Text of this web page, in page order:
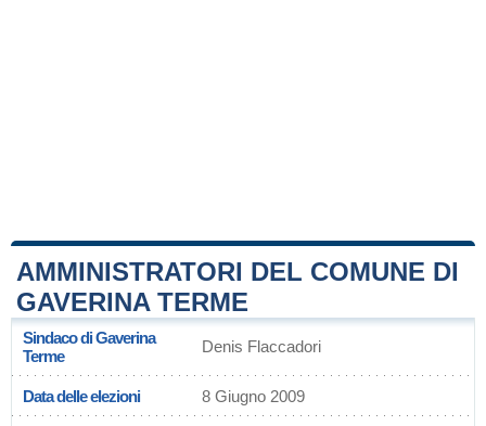
AMMINISTRATORI DEL COMUNE DI
GAVERINA TERME
Sindaco di Gaverina
Terme
Denis Flaccadori
Data delle elezioni 8 Giugno 2009